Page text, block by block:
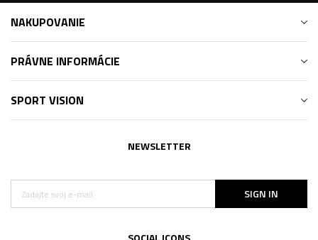
NAKUPOVANIE
PRÁVNE INFORMÁCIE
SPORT VISION
NEWSLETTER
SIGN IN